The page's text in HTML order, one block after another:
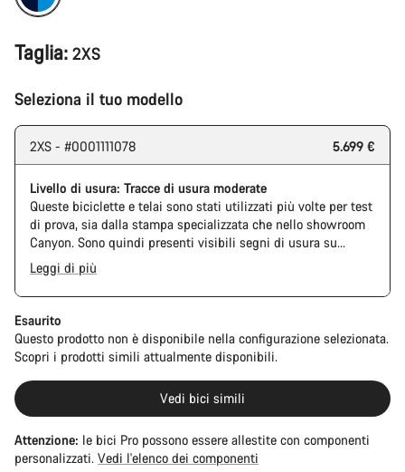
Taglia: 2XS
Seleziona il tuo modello
2XS - #0001111078 5.699 €
Livello di usura: Tracce di usura moderate
Queste biciclette e telai sono stati utilizzati più volte per test
di prova, sia dalla stampa specializzata che nello showroom
Canyon. Sono quindi presenti visibili segni di usura su
catena e pacco pignoni. Inoltre, anche telaio e componenti
potrebbero presentare graffi, danni alla vernice o deviazioni
di colore. Tuttavia, ogni componente montato è perfettamente
funzionante.
Leggi di più
Esaurito
Questo prodotto non è disponibile nella configurazione selezionata.
Scopri i prodotti simili attualmente disponibili.
Vedi bici simili
Attenzione: le bici Pro possono essere allestite con componenti
personalizzati. Vedi l'elenco dei componenti